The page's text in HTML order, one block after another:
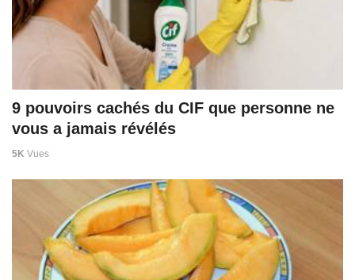
9 pouvoirs cachés du CIF que personne ne
vous a jamais révélés
5K Vues